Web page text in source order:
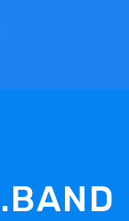
.BAND